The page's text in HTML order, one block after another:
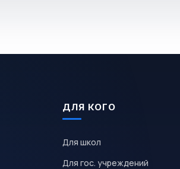
ДЛЯ КОГО
Для школ
Для гос. учреждений